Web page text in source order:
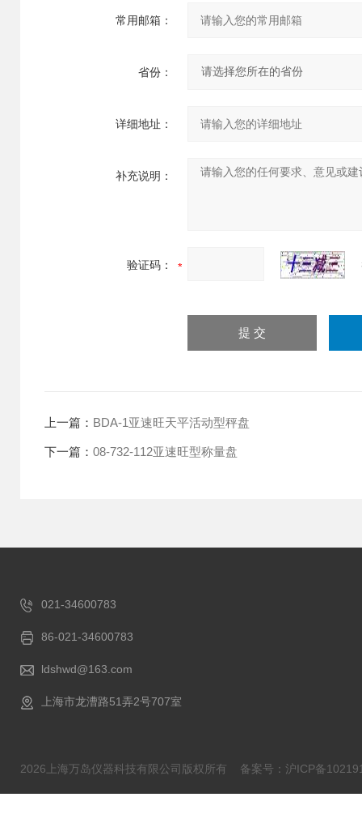
常用邮箱：
省份：
详细地址：
补充说明：
验证码：
上一篇： BDA-1亚速旺天平活动型秤盘
下一篇： 08-732-112亚速旺型称量盘
021-34600783
86-021-34600783
ldshwd@163.com
上海市龙漕路51弄2号707室
2026上海万岛仪器科技有限公司版权所有 备案号：沪ICP备